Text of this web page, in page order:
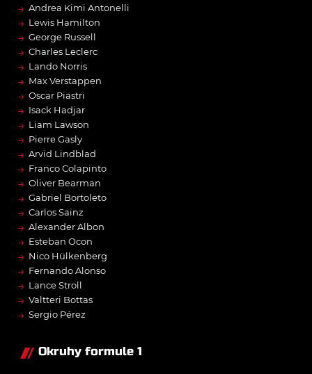
→ Andrea Kimi Antonelli
→ Lewis Hamilton
→ George Russell
→ Charles Leclerc
→ Lando Norris
→ Max Verstappen
→ Oscar Piastri
→ Isack Hadjar
→ Liam Lawson
→ Pierre Gasly
→ Arvid Lindblad
→ Franco Colapinto
→ Oliver Bearman
→ Gabriel Bortoleto
→ Carlos Sainz
→ Alexander Albon
→ Esteban Ocon
→ Nico Hülkenberg
→ Fernando Alonso
→ Lance Stroll
→ Valtteri Bottas
→ Sergio Pérez
Okruhy formule 1